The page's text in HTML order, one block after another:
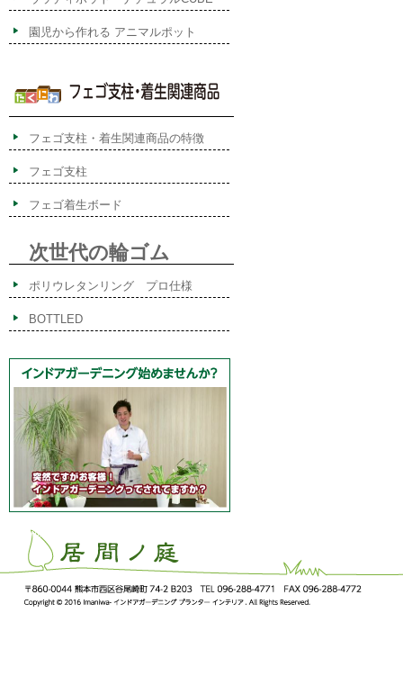
園児から作れる アニマルポット
フェゴ支柱・着生関連商品の特徴
フェゴ支柱
フェゴ着生ボード
次世代の輪ゴム
ポリウレタンリング プロ仕様
BOTTLED
ImaNiwa